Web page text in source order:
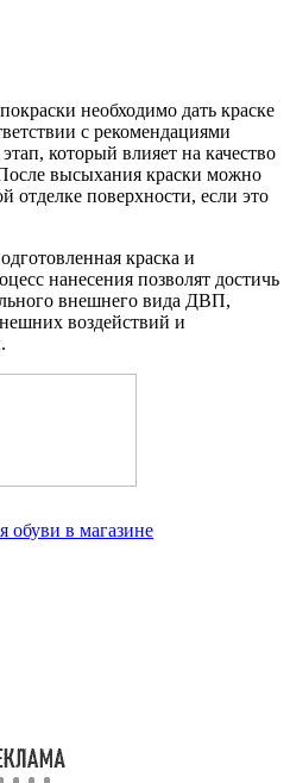
необходимо дать краске
с рекомендациями
который влияет на качество
высыхания краски можно
отделке поверхности, если это
краска и
нанесения позволят достичь
внешнего вида ДВП,
воздействий и
обуви в магазине